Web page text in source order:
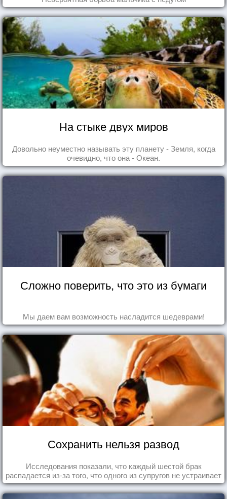
На стыке двух миров
Довольно неуместно называть эту планету - Земля, когда
очевидно, что она - Океан.
Сложно поверить, что это из бумаги
Мы даем вам возможность насладится шедеврами!
Сохранить нельзя развод
Исследования показали, что каждый шестой брак
распадается из-за того, что одного из супругов не устраивает
та роль, которая выпала ему в семье.